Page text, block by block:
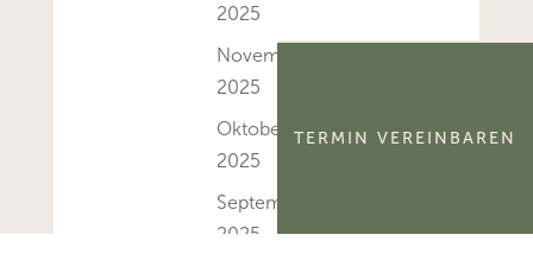
2025
November
2025
Oktober
2025
September
2025
TERMIN VEREINBAREN